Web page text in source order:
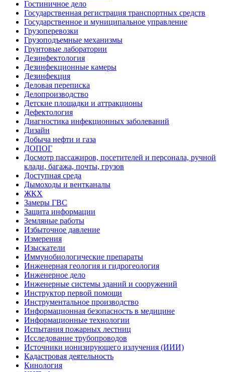
Гостиничное дело
Государственная регистрация транспортных средств
Государственное и муниципальное управление
Грузоперевозки
Грузоподъемные механизмы
Грунтовые лаборатории
Дезинфектология
Дезинфекционные камеры
Дезинфекция
Деловая переписка
Делопроизводство
Детские площадки и аттракционы
Дефектология
Диагностика инфекционных заболеваний
Дизайн
Добыча нефти и газа
ДОПОГ
Досмотр пассажиров, посетителей и персонала, ручной
клади, багажа, почты, грузов
Доступная среда
Дымоходы и вентканалы
ЖКХ
Замеры ГВС
Защита информации
Земляные работы
Избыточное давление
Измерения
Изыскатели
Иммунобиологические препараты
Инженерная геология и гидрогеология
Инженерное дело
Инженерные системы зданий и сооружений
Инструктор первой помощи
Инструментальное производство
Информационная безопасность в медицине
Информационные технологии
Испытания пожарных лестниц
Исследование трубопроводов
Источники ионизирующего излучения (ИИИ)
Кадастровая деятельность
Кинология